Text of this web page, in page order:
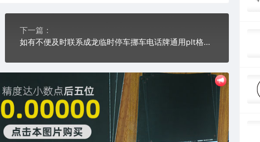
下一篇：
如有不便及时联系成龙临时停车挪车电话牌通用plt格式激光打标文件